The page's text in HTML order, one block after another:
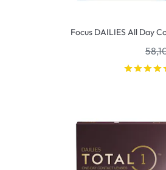
Focus DAILIES All Day